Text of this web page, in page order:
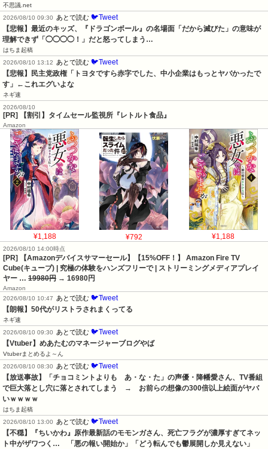
不思議.net
2026/08/10 09:30
あとで読む 🐦Tweet
【悲報】最近のキッズ、『ドラゴンボール』の名場面「だから滅びた」の意味が
理解できず「◯◯◯◯！」だと怒ってしまう…
はちま起稿
2026/08/10 13:12
あとで読む 🐦Tweet
【悲報】民主党政権「トヨタですら赤字でした、中小企業はもっとヤバかったで
す」←これエグいよな
ネギ速
2026/08/10
[PR] 【割引】タイムセール監視所『レトルト食品』
Amazon
¥1,188 ¥792 ¥1,188
2026/08/10 14:00時点
[PR] 【Amazonデバイスサマーセール】【15%OFF！】 Amazon Fire TV
Cube(キューブ) | 究極の体験をハンズフリーで | ストリーミングメディアプレイ
ヤー … 19980円 → 16980円
Amazon
2026/08/10 10:47
あとで読む 🐦Tweet
【朗報】50代がリストラされまくってる
ネギ速
2026/08/10 09:30
あとで読む 🐦Tweet
【Vtuber】めあたむのマネージャーブログやば
Vtuberまとめるよ～ん
2026/08/10 08:30
あとで読む 🐦Tweet
【放送事故】「チョコミントよりも　あ・な・た」の声優・降幡愛さん、TV番組
で巨大落とし穴に落とされてしまう　→　お前らの想像の300倍以上絵面がヤバ
いｗｗｗｗ
はちま起稿
2026/08/10 13:00
あとで読む 🐦Tweet
【不穏】『ちいかわ』原作最新話のモモンガさん、死亡フラグが濃厚すぎてネッ
ト中がザワつく…　「悪の報い開始か」「どう転んでも鬱展開しか見えない」